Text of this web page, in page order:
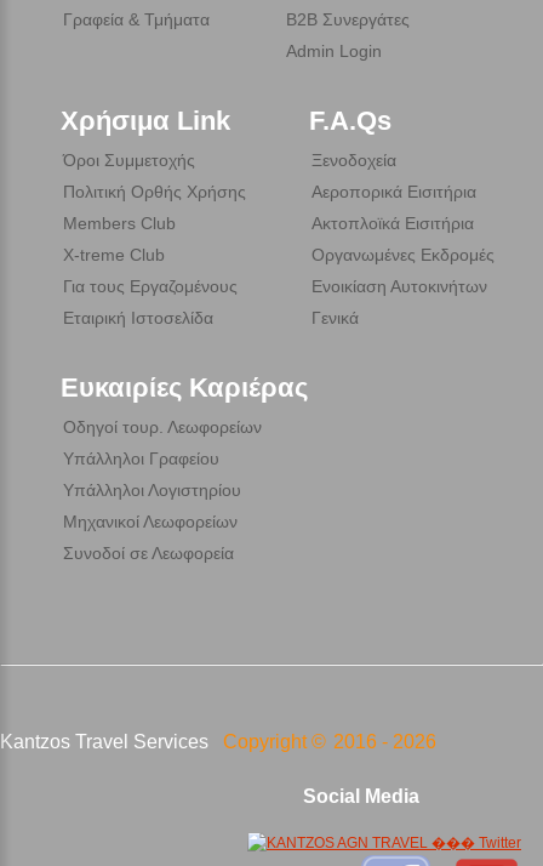
Γραφεία & Τμήματα
B2B Συνεργάτες
Admin Login
Χρήσιμα Link
Όροι Συμμετοχής
Πολιτική Ορθής Χρήσης
Members Club
X-treme Club
Για τους Εργαζομένους
Εταιρική Ιστοσελίδα
F.A.Qs
Ξενοδοχεία
Αεροπορικά Εισιτήρια
Ακτοπλοϊκά Εισιτήρια
Οργανωμένες Εκδρομές
Ενοικίαση Αυτοκινήτων
Γενικά
Ευκαιρίες Καριέρας
Οδηγοί τουρ. Λεωφορείων
Υπάλληλοι Γραφείου
Υπάλληλοι Λογιστηρίου
Μηχανικοί Λεωφορείων
Συνοδοί σε Λεωφορεία
Kantzos Travel Services Copyright © 2016 - 2026
Social Media